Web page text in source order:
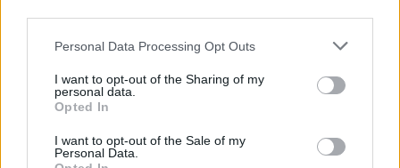
Personal Data Processing Opt Outs
I want to opt-out of the Sharing of my
personal data.
Opted In
I want to opt-out of the Sale of my
Personal Data.
których Opowieści z Narnii stały się kanoniczną
powieścią w nurcie fantasy jest fakt, że z jej
Pevensie – można się bardzo łatwo utożsamić,
a także to, że każde z dzieci w pewnym sensie
zmienia się pod wpływem wydarzeń, których
doświadczają w Narnii. Obserwacja tych zmian,